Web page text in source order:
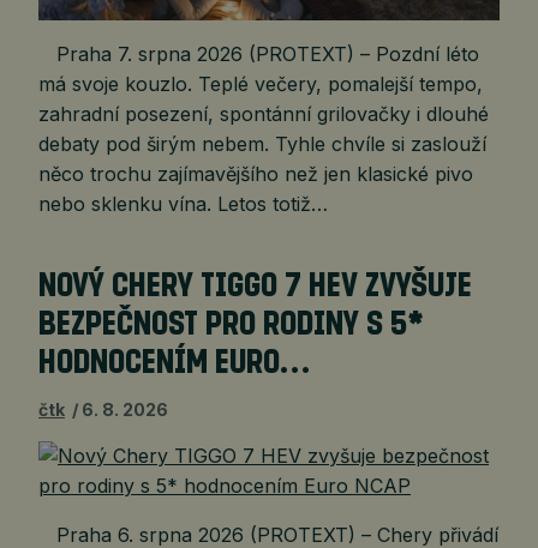
Praha 7. srpna 2026 (PROTEXT) – Pozdní léto
má svoje kouzlo. Teplé večery, pomalejší tempo,
zahradní posezení, spontánní grilovačky i dlouhé
debaty pod širým nebem. Tyhle chvíle si zaslouží
něco trochu zajímavějšího než jen klasické pivo
nebo sklenku vína. Letos totiž…
NOVÝ CHERY TIGGO 7 HEV ZVYŠUJE
BEZPEČNOST PRO RODINY S 5*
HODNOCENÍM EURO…
čtk 6. 8. 2026
Praha 6. srpna 2026 (PROTEXT) – Chery přivádí